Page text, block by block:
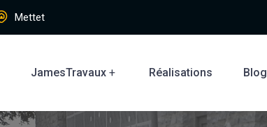
Mettet
JamesTravaux Réalisations Blog